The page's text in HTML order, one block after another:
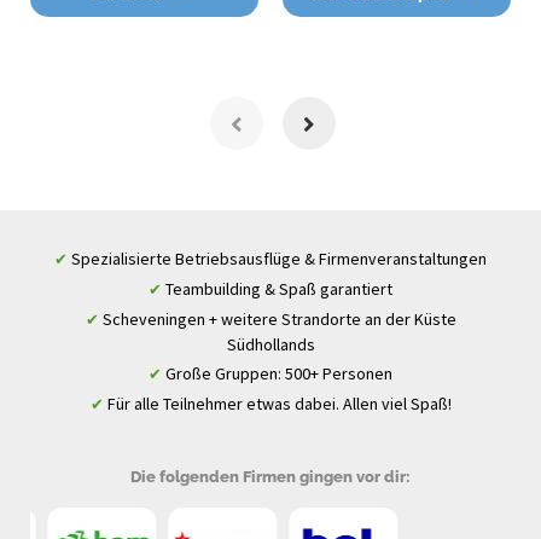
✔ Spezialisierte Betriebsausflüge & Firmenveranstaltungen
✔ Teambuilding & Spaß garantiert
✔ Scheveningen + weitere Strandorte an der Küste
Südhollands
✔ Große Gruppen: 500+ Personen
✔ Für alle Teilnehmer etwas dabei. Allen viel Spaß!
Die folgenden Firmen gingen vor dir: